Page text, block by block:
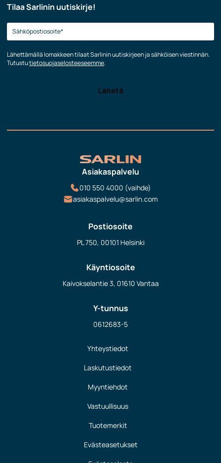
Tilaa Sarlinin uutiskirje!
Lähettämällä lomakkeen tilaat Sarlinin uutiskirjeen ja sähköisen viestinnän.
Tutustutietosuojaselosteeseemme.
Asiakaspalvelu
010 550 4000 (vaihde)
asiakaspalvelu@sarlin.com
Postiosoite
PL 750, 00101 Helsinki
Käyntiosoite
Kaivokselantie 3, 01610 Vantaa
Y-tunnus
0612683-5
Yhteystiedot
Laskutustiedot
Myyntiehdot
Vastuullisuus
Tuotemerkit
Evästeasetukset